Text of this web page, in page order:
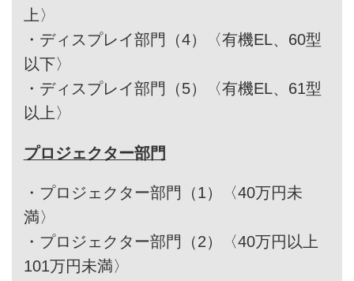
上〉
・ ディスプレイ部門（4）〈有機EL、60型
以下〉
・ ディスプレイ部門（5）〈有機EL、61型
以上〉
プロジェクター部門
・ プロジェクター部門（1）〈40万円未
満〉
・ プロジェクター部門（2）〈40万円以上
101万円未満〉